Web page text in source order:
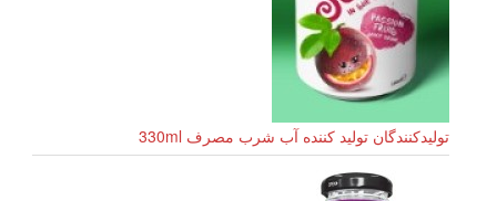
تولیدکنندگان تولید کننده آب شرب مصرف 330ml